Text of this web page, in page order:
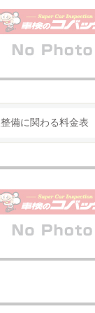
備に関わる料金表